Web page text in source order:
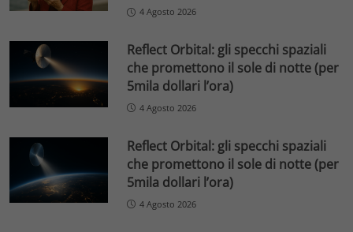
4 Agosto 2026
Reflect Orbital: gli specchi spaziali
che promettono il sole di notte (per
5mila dollari l’ora)
4 Agosto 2026
Reflect Orbital: gli specchi spaziali
che promettono il sole di notte (per
5mila dollari l’ora)
4 Agosto 2026